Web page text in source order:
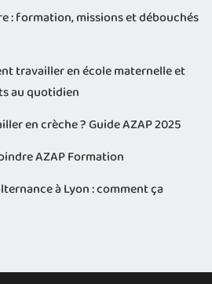
: formation, missions et débouchés
travailler en école maternelle et
au quotidien
en crèche ? Guide AZAP 2025
AZAP Formation
à Lyon : comment ça